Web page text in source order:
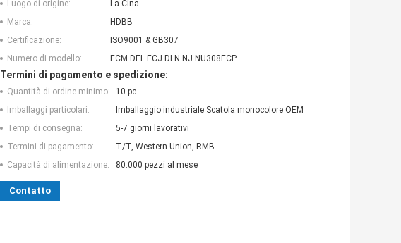
Luogo di origine:
La Cina
Marca:
HDBB
Certificazione:
ISO9001 & GB307
Numero di modello:
ECM DEL ECJ DI N NJ NU308ECP
Termini di pagamento e spedizione:
Quantità di ordine minimo:
10 pc
Imballaggi particolari:
Imballaggio industriale Scatola monocolore OEM
Tempi di consegna:
5-7 giorni lavorativi
Termini di pagamento:
T/T, Western Union, RMB
Capacità di alimentazione:
80.000 pezzi al mese
Contatto